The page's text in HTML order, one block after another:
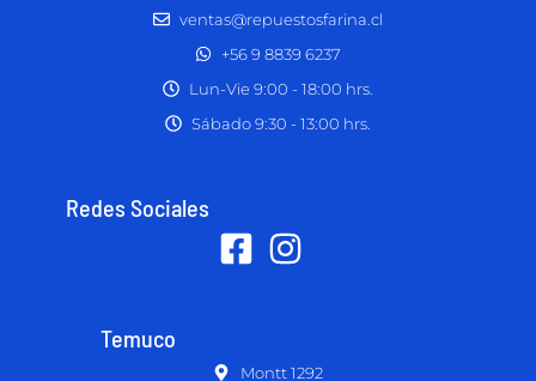
ventas@repuestosfarina.cl
+56 9 8839 6237
Lun-Vie 9:00 - 18:00 hrs.
Sábado 9:30 - 13:00 hrs.
Redes Sociales
Temuco
Montt 1292